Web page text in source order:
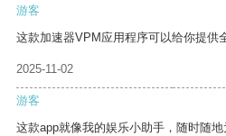
游客
这款加速器VPM应用程序可以给你提供
2025-11-02
游客
这款app就像我的娱乐小助手，随时随地